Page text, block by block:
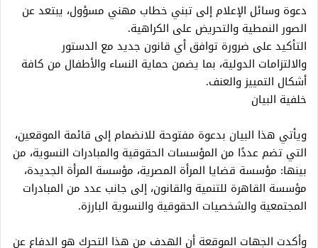
دعوة وسائل الإعلام إلى تبني خطاب مهني مسؤول، يبتعد عن
الصور النمطية والتحريض على الكراهية.
التأكيد على ضرورة توافق أي قانون جديد مع الدستور
والالتزامات الدولية، بما يضمن حماية النساء والأطفال من كافة
أشكال التمييز والعنف.
خلفية البيان
ويأتي هذا البيان بدعوة مفتوحة للانضمام إلى قائمة الموقعين،
التي تضم عددًا من المؤسسات الحقوقية والمبادرات النسوية، من
بينها: مؤسسة قضايا المرأة المصرية، مؤسسة المرأة الجديدة،
مؤسسة القاهرة للتنمية والقانون، إلى جانب عدد من المبادرات
المجتمعية والشخصيات الحقوقية والنسوية البارزة.
وأكدت الجهات الموقعة أن الهدف من هذا التحرك هو الدفاع عن